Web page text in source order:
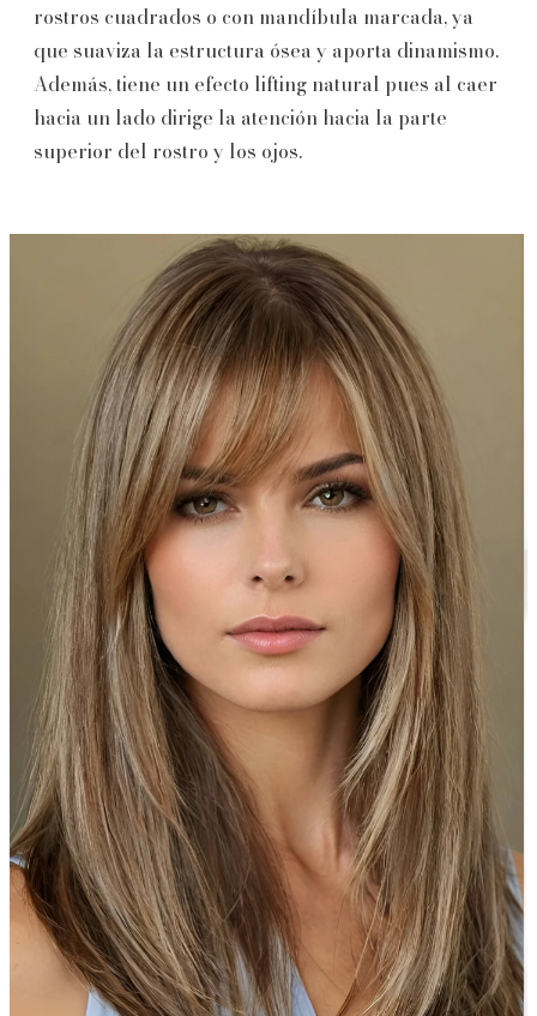
rostros cuadrados o con mandíbula marcada, ya
que suaviza la estructura ósea y aporta dinamismo.
Además, tiene un efecto lifting natural pues al caer
hacia un lado dirige la atención hacia la parte
superior del rostro y los ojos.